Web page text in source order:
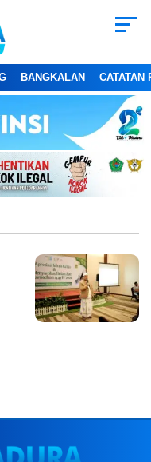
BANGKALAN CATATAN